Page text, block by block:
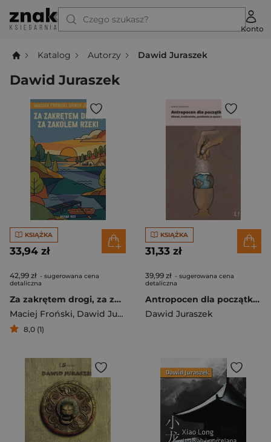
Czego szukasz?
Konto
Katalog Autorzy Dawid Juraszek
Dawid Juraszek
KSIĄŻKA
33,94 zł
42,99 zł - sugerowana cena
detaliczna
Za zakrętem drogi, za zakolem rzeki
Maciej Froński, Dawid Juraszek
8,0 (1)
KSIĄŻKA
31,33 zł
39,99 zł - sugerowana cena
detaliczna
Antropocen dla początkujących
Dawid Juraszek